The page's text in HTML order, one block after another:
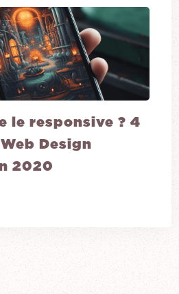
le responsive ? 4
Design
2020